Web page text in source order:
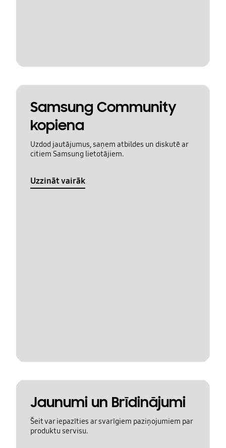
Samsung Community
kopiena
Uzdod jautājumus, saņem atbildes un diskutē ar
citiem Samsung lietotājiem.
Uzzināt vairāk
Jaunumi un Brīdinājumi
Šeit var iepazīties ar svarīgiem paziņojumiem par
produktu servisu.